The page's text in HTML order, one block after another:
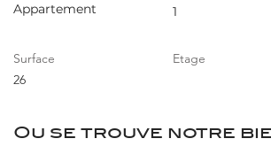
Appartement
1
Surface
26
Etage
Ou se trouve notre